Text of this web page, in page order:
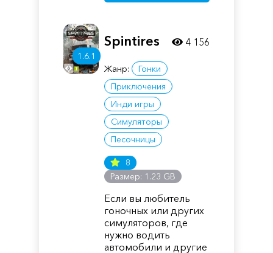
1.6.1
Spintires
Жанр:
Гонки
Приключения
Инди игры
Симуляторы
Песочницы
8
Размер: 1.23 GB
Если вы любитель
гоночных или других
симуляторов, где
нужно водить
автомобили и другие
4 156